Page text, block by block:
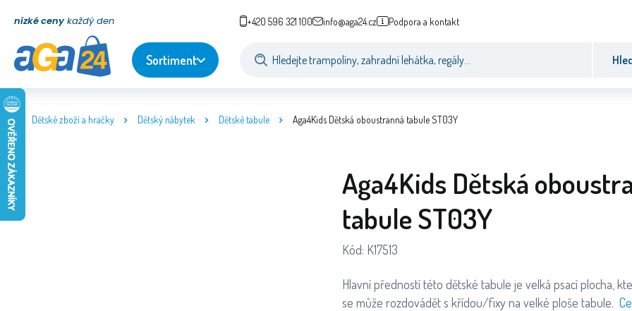
nízké ceny každý den +420 596 321 100 info@aga24.cz Podpora a kontakt
Sortiment
Dětské zboží a hračky Dětský nábytek Dětské tabule Aga4Kids Dětská oboustranná tabule ST03Y
Aga4Kids Dětská
tabule ST03Y
Kód: K17513
Hlavní předností této dětské tabule je velká psací plocha,
se může rozdovádět s křídou/fixy na velké ploše tabule.